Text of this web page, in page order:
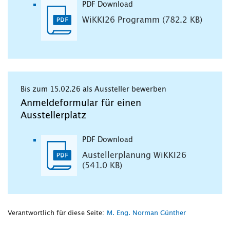
PDF Download
WiKKI26 Programm (782.2 KB)
Bis zum 15.02.26 als Aussteller bewerben
Anmeldeformular für einen
Ausstellerplatz
PDF Download
Austellerplanung WiKKI26
(541.0 KB)
Verantwortlich für diese Seite: M. Eng. Norman Günther